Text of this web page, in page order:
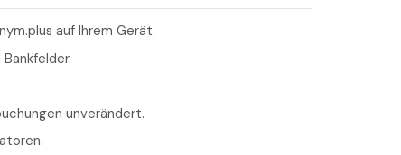
auf Ihrem Gerät.
unverändert.